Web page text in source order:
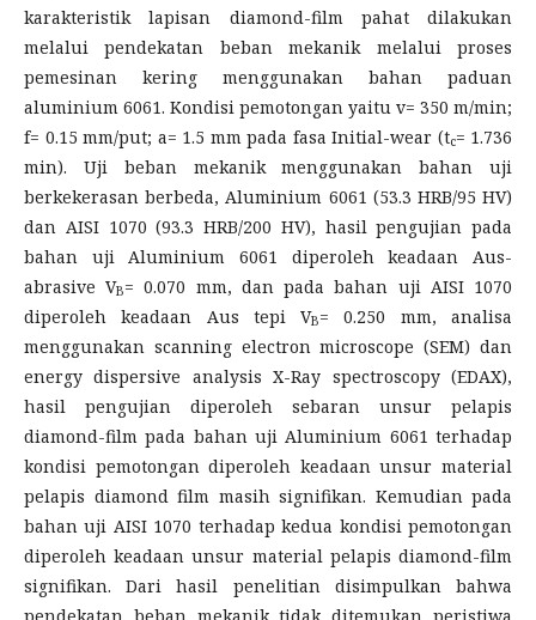
karakteristik lapisan diamond-film pahat dilakukan
melalui pendekatan beban mekanik melalui proses
pemesinan kering menggunakan bahan paduan
aluminium 6061. Kondisi pemotongan yaitu v= 350 m/min;
f= 0.15 mm/put; a= 1.5 mm pada fasa Initial-wear (tc= 1.736
min). Uji beban mekanik menggunakan bahan uji
berkekerasan berbeda, Aluminium 6061 (53.3 HRB/95 HV)
dan AISI 1070 (93.3 HRB/200 HV), hasil pengujian pada
bahan uji Aluminium 6061 diperoleh keadaan Aus-
abrasive VB= 0.070 mm, dan pada bahan uji AISI 1070
diperoleh keadaan Aus tepi VB= 0.250 mm, analisa
menggunakan scanning electron microscope (SEM) dan
energy dispersive analysis X-Ray spectroscopy (EDAX),
hasil pengujian diperoleh sebaran unsur pelapis
diamond-film pada bahan uji Aluminium 6061 terhadap
kondisi pemotongan diperoleh keadaan unsur material
pelapis diamond film masih signifikan. Kemudian pada
bahan uji AISI 1070 terhadap kedua kondisi pemotongan
diperoleh keadaan unsur material pelapis diamond-film
signifikan. Dari hasil penelitian disimpulkan bahwa